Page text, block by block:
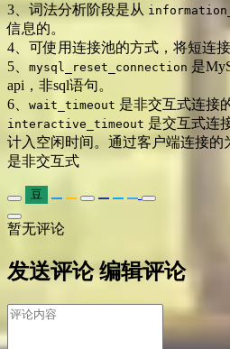
3、词法分析阶段是从
信息的。
4、可使用连接池的方式，将短连
5、 mysql_reset_connection 是
api，非sql语句。
6、 wait_timeout 是非交互式连接
interactive_timeout 是交互式连
计入空闲时间。通过客户端连接的
是非交互式
豆
暂无评论
发送评论 编辑评论